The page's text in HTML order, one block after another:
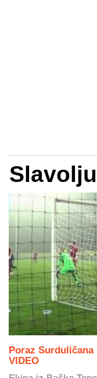
Poraz
VIDEO